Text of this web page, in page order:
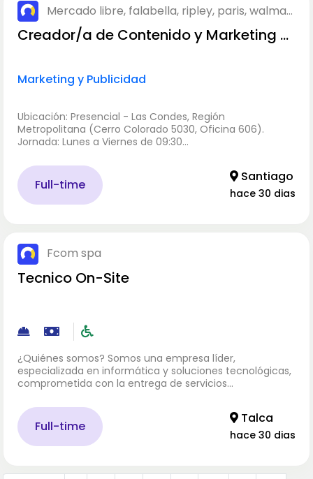
t y web propia.
Creador/a de Contenido y Marketing Di
Marketing y Publicidad
Ubicación: Presencial - Las Condes, Región
Metropolitana (Cerro Colorado 5030, Oficina 606).
Jornada: Lunes a Viernes de 09:30…
Full-time
Santiago
hace 30 dias
Fcom spa
Tecnico On-Site
¿Quiénes somos? Somos una empresa líder,
especializada en informática y soluciones tecnológicas,
comprometida con la entrega de servicios…
Full-time
Talca
hace 30 dias